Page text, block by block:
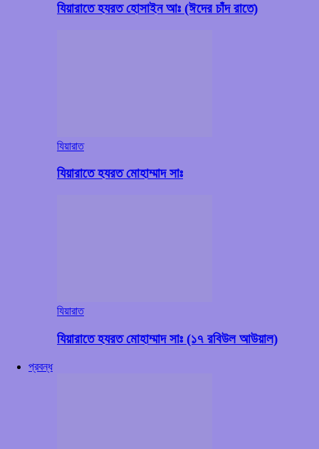
যিয়ারাতে হযরত হোসাইন আঃ (ঈদের চাঁদ রাতে)
যিয়ারাত
যিয়ারাতে হযরত মোহাম্মাদ সাঃ
যিয়ারাত
যিয়ারাতে হযরত মোহাম্মাদ সাঃ (১৭ রবিউল আউয়াল)
প্রবন্ধ